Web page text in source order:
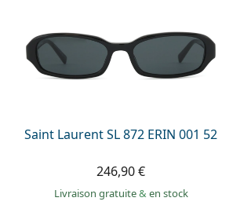
Prada
Toutes les marques
Saint Laurent SL 872 ERIN 001 52
246,90 €
Livraison gratuite& en stock